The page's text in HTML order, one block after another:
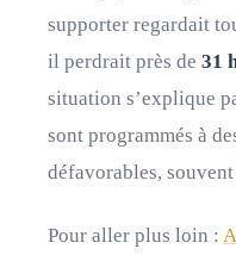
supporter regardait
il perdrait près de 31
situation s’explique
sont programmés à
défavorables,
Pour aller plus loin :